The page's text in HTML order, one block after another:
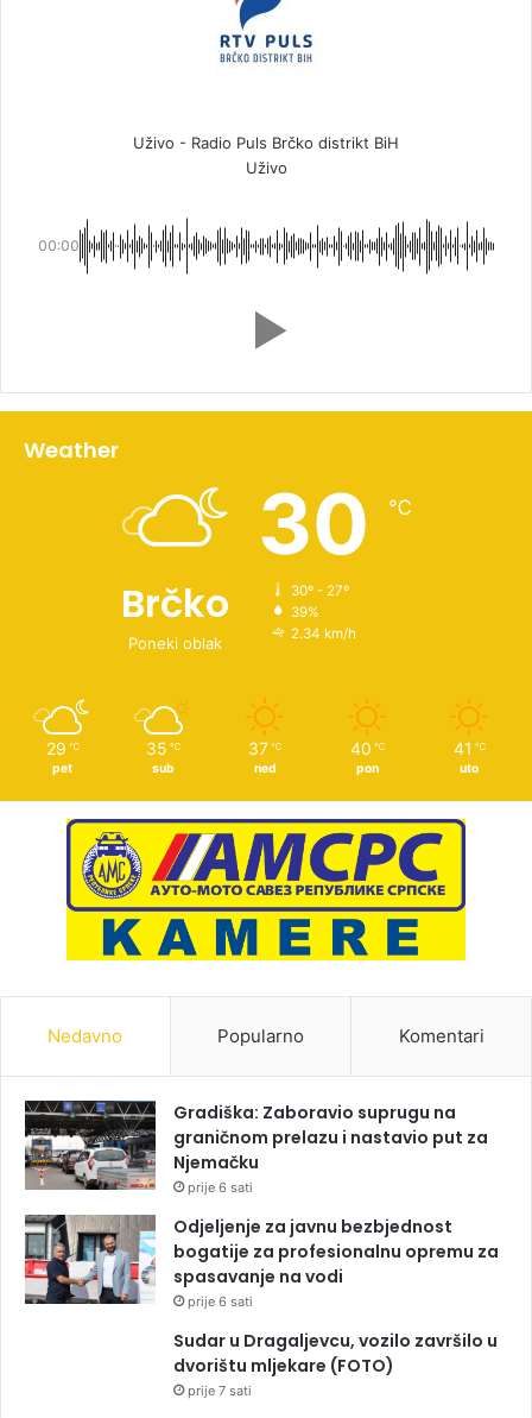
Uživo - Radio Puls Brčko distrikt BiH
Uživo
00:00
Weather
Brčko
Poneki oblak
30 ℃
30º - 27º
39%
2.34 km/h
29 ℃
pet
35 ℃
sub
37 ℃
ned
40 ℃
pon
41 ℃
uto
Nedavno Popularno Komentari
Gradiška: Zaboravio suprugu na
graničnom prelazu i nastavio put za
Njemačku
prije 6 sati
Odjeljenje za javnu bezbjednost
bogatije za profesionalnu opremu za
spasavanje na vodi
prije 6 sati
Sudar u Dragaljevcu, vozilo završilo u
dvorištu mljekare (FOTO)
prije 7 sati